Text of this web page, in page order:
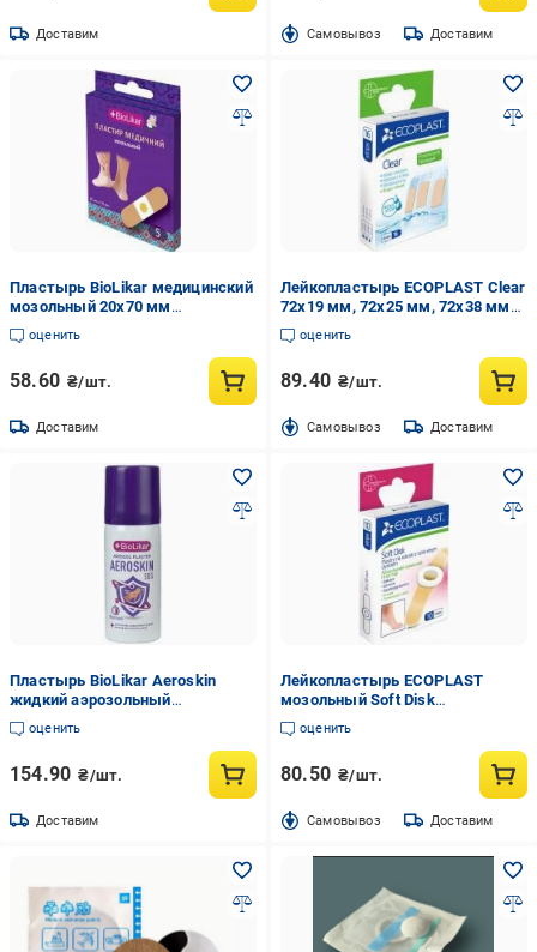
Доставим Cамовывоз Доставим
Пластырь BioLikar медицинский
мозольный 20x70 мм
стерильные 5 шт.
оценить
58.60 ₴/шт.
Доставим
Лейкопластырь ECOPLAST Clear
72х19 мм, 72х25 мм, 72х38 мм
нестерильные 19 шт.
оценить
89.40 ₴/шт.
Cамовывоз Доставим
Пластырь BioLikar Aeroskin
жидкий аэрозольный
водостойкий баллон 50 мл
оценить
154.90 ₴/шт.
Доставим
Лейкопластырь ECOPLAST
мозольный Soft Disk
нестерильные 10 шт.
оценить
80.50 ₴/шт.
Cамовывоз Доставим